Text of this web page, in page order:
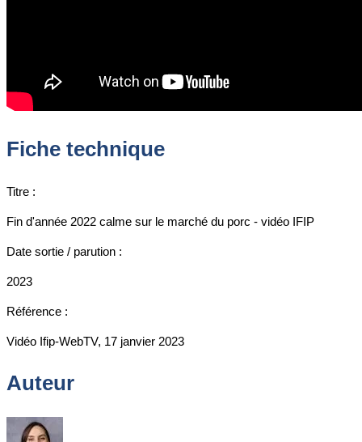
Fiche technique
Titre :
Fin d'année 2022 calme sur le marché du porc - vidéo IFIP
Date sortie / parution :
2023
Référence :
Vidéo Ifip-WebTV, 17 janvier 2023
Auteur